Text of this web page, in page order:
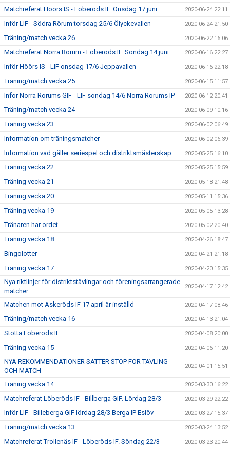
Matchreferat Höörs IS - Löberöds IF. Onsdag 17 juni 2020-06-24 22:11
Inför LIF - Södra Rörum torsdag 25/6 Ölyckevallen 2020-06-24 21:50
Träning/match vecka 26 2020-06-22 16:06
Matchreferat Norra Rörum - Löberöds IF. Söndag 14 juni 2020-06-16 22:27
Inför Höörs IS - LIF onsdag 17/6 Jeppavallen 2020-06-16 22:18
Träning/match vecka 25 2020-06-15 11:57
Inför Norra Rörums GIF - LIF söndag 14/6 Norra Rörums IP 2020-06-12 20:41
Träning/match vecka 24 2020-06-09 10:16
Träning vecka 23 2020-06-02 06:49
Information om träningsmatcher 2020-06-02 06:39
Information vad gäller seriespel och distriktsmästerskap 2020-05-25 16:10
Träning vecka 22 2020-05-25 15:59
Träning vecka 21 2020-05-18 21:48
Träning vecka 20 2020-05-11 15:36
Träning vecka 19 2020-05-05 13:28
Tränaren har ordet 2020-05-02 20:40
Träning vecka 18 2020-04-26 18:47
Bingolotter 2020-04-21 21:18
Träning vecka 17 2020-04-20 15:35
Nya riktlinjer för distriktstävlingar och föreningsarrangerade
matcher
2020-04-17 12:42
Matchen mot Askeröds IF 17 april är inställd 2020-04-17 08:46
Träning/match vecka 16 2020-04-13 21:04
Stötta Löberöds IF 2020-04-08 20:00
Träning vecka 15 2020-04-06 11:20
NYA REKOMMENDATIONER SÄTTER STOP FÖR TÄVLING
OCH MATCH
2020-04-01 15:51
Träning vecka 14 2020-03-30 16:22
Matchreferat Löberöds IF - Billberga GIF. Lördag 28/3 2020-03-29 22:22
Inför LIF - Billeberga GIF lördag 28/3 Berga IP Eslöv 2020-03-27 15:37
Träning/match vecka 13 2020-03-24 13:52
Matchreferat Trollenäs IF - Löberöds IF. Söndag 22/3 2020-03-23 20:44